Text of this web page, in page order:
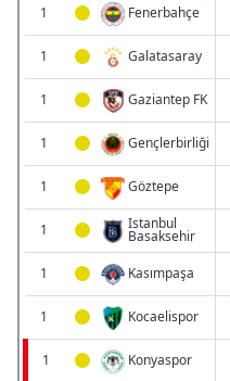
kullanılmaktadır. Diğer
kılınması ve
reklam/pazarlama
sınırlı olarak açık rızanız
Çerezlere ilişkin
vasıtasıyla
için Ayarlar butonuna
Metnimizi
ziyaret
6698 sayılı Kişisel
hazırlanmış Aydınlatma
ilgili mevzuata uygun
almak için lütfentıklayınız